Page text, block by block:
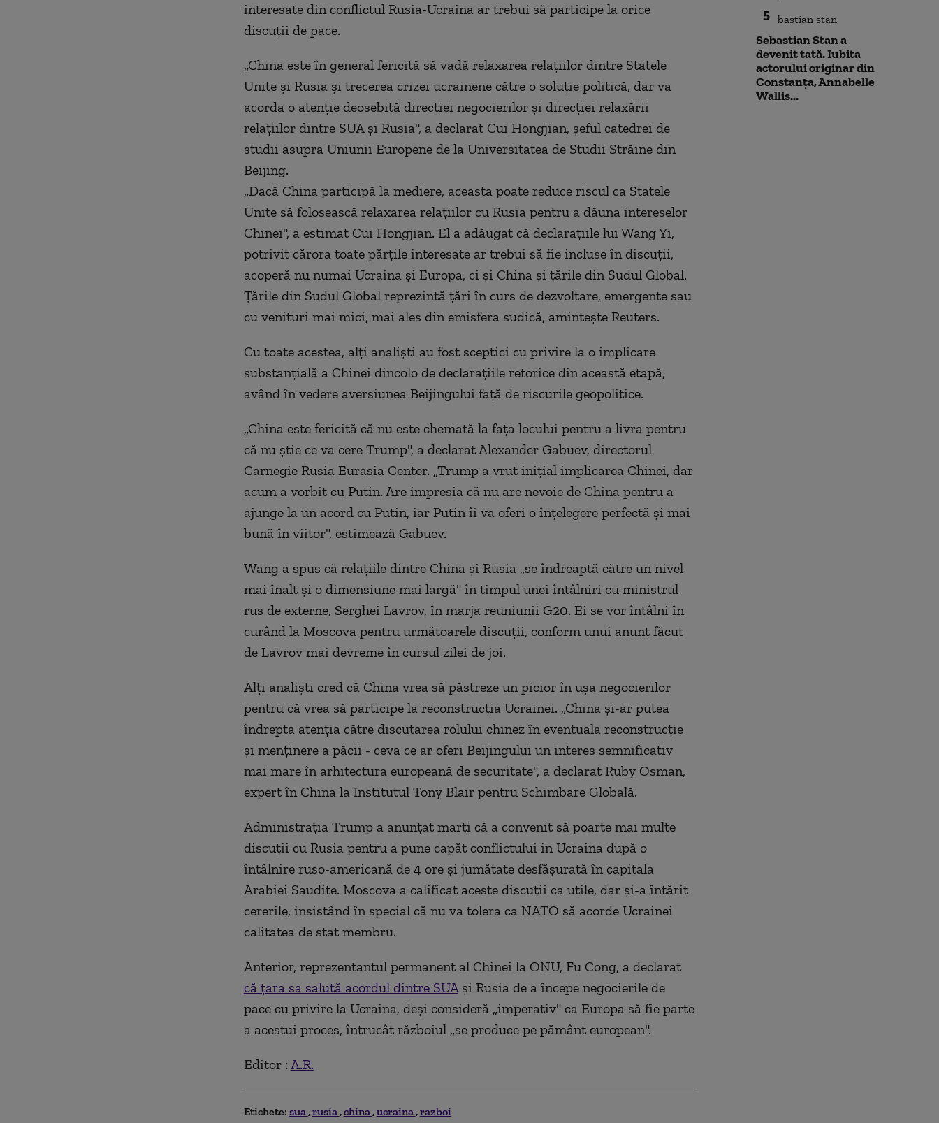
interesate din conflictul Rusia-Ucraina ar trebui să participe la orice
discuţii de pace.
„China este în general fericită să vadă relaxarea relaţiilor dintre Statele
Unite şi Rusia şi trecerea crizei ucrainene către o soluţie politică, dar va
acorda o atenţie deosebită direcţiei negocierilor şi direcţiei relaxării
relaţiilor dintre SUA şi Rusia", a declarat Cui Hongjian, şeful catedrei de
studii asupra Uniunii Europene de la Universitatea de Studii Străine din
Beijing.
„Dacă China participă la mediere, aceasta poate reduce riscul ca Statele
Unite să folosească relaxarea relaţiilor cu Rusia pentru a dăuna intereselor
Chinei", a estimat Cui Hongjian. El a adăugat că declaraţiile lui Wang Yi,
potrivit cărora toate părţile interesate ar trebui să fie incluse în discuţii,
acoperă nu numai Ucraina şi Europa, ci şi China şi ţările din Sudul Global.
Ţările din Sudul Global reprezintă ţări în curs de dezvoltare, emergente sau
cu venituri mai mici, mai ales din emisfera sudică, aminteşte Reuters.
Cu toate acestea, alţi analişti au fost sceptici cu privire la o implicare
substanţială a Chinei dincolo de declaraţiile retorice din această etapă,
având în vedere aversiunea Beijingului faţă de riscurile geopolitice.
„China este fericită că nu este chemată la faţa locului pentru a livra pentru
că nu ştie ce va cere Trump", a declarat Alexander Gabuev, directorul
Carnegie Rusia Eurasia Center. „Trump a vrut iniţial implicarea Chinei, dar
acum a vorbit cu Putin. Are impresia că nu are nevoie de China pentru a
ajunge la un acord cu Putin, iar Putin îi va oferi o înţelegere perfectă şi mai
bună în viitor", estimează Gabuev.
Wang a spus că relaţiile dintre China şi Rusia „se îndreaptă către un nivel
mai înalt şi o dimensiune mai largă" în timpul unei întâlniri cu ministrul
rus de externe, Serghei Lavrov, în marja reuniunii G20. Ei se vor întâlni în
curând la Moscova pentru următoarele discuţii, conform unui anunţ făcut
de Lavrov mai devreme în cursul zilei de joi.
Alţi analişti cred că China vrea să păstreze un picior în uşa negocierilor
pentru că vrea să participe la reconstrucţia Ucrainei. „China şi-ar putea
îndrepta atenţia către discutarea rolului chinez în eventuala reconstrucţie
şi menţinere a păcii - ceva ce ar oferi Beijingului un interes semnificativ
mai mare în arhitectura europeană de securitate", a declarat Ruby Osman,
expert în China la Institutul Tony Blair pentru Schimbare Globală.
Administraţia Trump a anunţat marţi că a convenit să poarte mai multe
discuţii cu Rusia pentru a pune capăt conflictului in Ucraina după o
întâlnire ruso-americană de 4 ore şi jumătate desfăşurată în capitala
Arabiei Saudite. Moscova a calificat aceste discuţii ca utile, dar şi-a întărit
cererile, insistând în special că nu va tolera ca NATO să acorde Ucrainei
calitatea de stat membru.
Anterior, reprezentantul permanent al Chinei la ONU, Fu Cong, a declarat
că ţara sa salută acordul dintre SUAşi Rusia de a începe negocierile de
pace cu privire la Ucraina, deşi consideră „imperativ" ca Europa să fie parte
a acestui proces, întrucât războiul „se produce pe pământ european".
Editor : A.R.
Etichete: sua rusia china ucraina razboi
5
Sebastian Stan a
devenit tată. Iubita
actorului originar din
Constanța, Annabelle
Wallis...